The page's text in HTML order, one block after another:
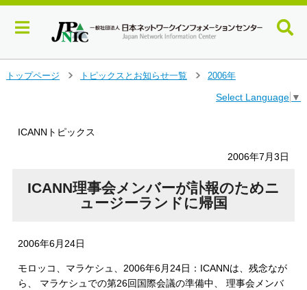
トップページ
トピックスとお知らせ一覧
2006年
Select Language ▼
ICANNトピックス
2006年7月3日
ICANN理事会メンバーが訃報のためニ
ュージーランドに帰国
2006年6月24日
モロッコ、マラケシュ、2006年6月24日：ICANNは、残念なが
ら、 マラケシュでの第26回国際会議の準備中、 理事会メンバ